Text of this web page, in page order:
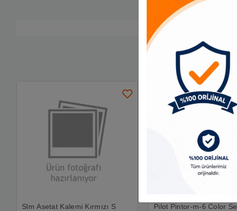
Slm Asetat Kalemi Kırmızı S
Pilot Pintor-m-6 Color